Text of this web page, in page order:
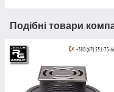
Подібні товари